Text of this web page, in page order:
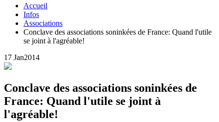
Accueil
Infos
Associations
Conclave des associations soninkées de France: Quand l'utile
se joint à l'agréable!
17 Jan2014
Conclave des associations soninkées de
France: Quand l'utile se joint à
l'agréable!